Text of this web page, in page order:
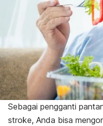
Sebagai pengganti
stroke, Anda bisa